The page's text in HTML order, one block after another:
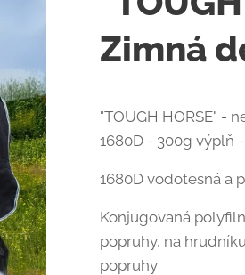
Zimná
"TOUGH HORSE" -
1680D - 300g výplň
1680D vodotesná a
Konjugovaná
popruhy, na
popruhy